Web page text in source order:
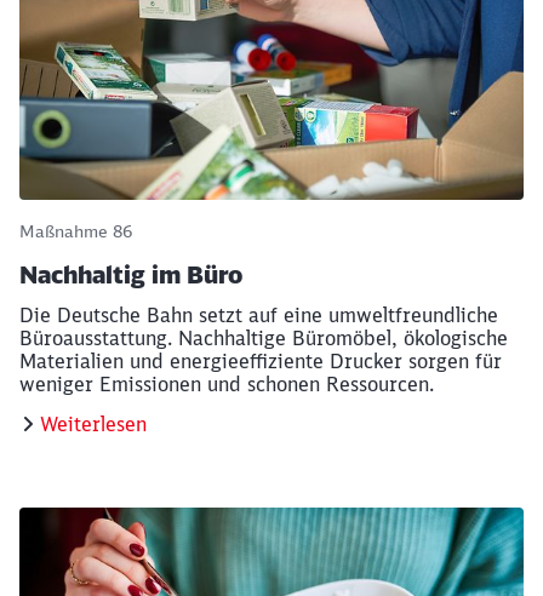
Maßnahme 86
Nachhaltig im Büro
Die Deutsche Bahn setzt auf eine umweltfreundliche
Büroausstattung. Nachhaltige Büromöbel, ökologische
Materialien und energieeffiziente Drucker sorgen für
weniger Emissionen und schonen Ressourcen.
Weiterlesen